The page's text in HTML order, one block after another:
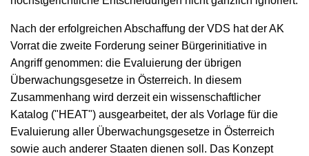
Nach der erfolgreichen Abschaffung der VDS hat der AK
Vorrat die zweite Forderung seiner Bürgerinitiative in
Angriff genommen: die Evaluierung der übrigen
Überwachungsgesetze in Österreich. In diesem
Zusammenhang wird derzeit ein wissenschaftlicher
Katalog ("HEAT") ausgearbeitet, der als Vorlage für die
Evaluierung aller Überwachungsgesetze in Österreich
sowie auch anderer Staaten dienen soll. Das Konzept